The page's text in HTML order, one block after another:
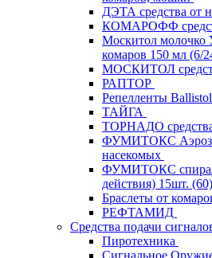
ДЭТА средства от
КОМАРОФФ
Москитол молочко
комаров 150 мл (6/
МОСКИТОЛ
РАПТОР
Репелленты Ballistol
ТАЙГА
ТОРНАДО
ФУМИТОКС
насекомых
ФУМИТОКС
действия) 15шт. (60)
Браслеты от
РЕФТАМИД
Средства подачи
Пиротехника
Сигнальное